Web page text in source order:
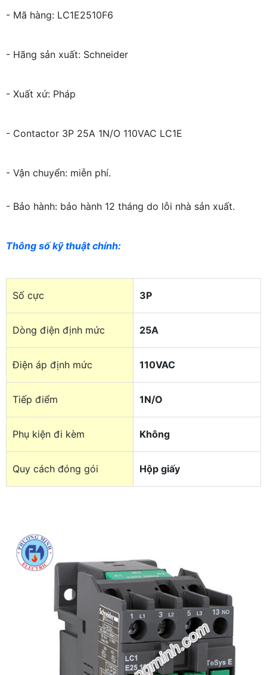
- Mã hàng: LC1E2510F6
- Hãng sản xuất: Schneider
- Xuất xứ: Pháp
- Contactor 3P 25A 1N/O 110VAC LC1E
- Vận chuyển: miễn phí.
- Bảo hành: bảo hành 12 tháng do lỗi nhà sản xuất.
Thông số kỹ thuật chính:
Số cực 3P
Dòng điện định mức 25A
Điện áp định mức 110VAC
Tiếp điểm 1N/O
Phụ kiện đi kèm Không
Quy cách đóng gói Hộp giấy